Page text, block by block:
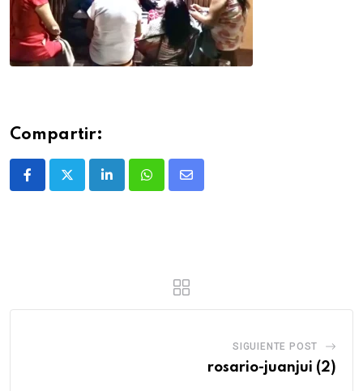
Compartir:
SIGUIENTE POST
rosario-juanjui (2)